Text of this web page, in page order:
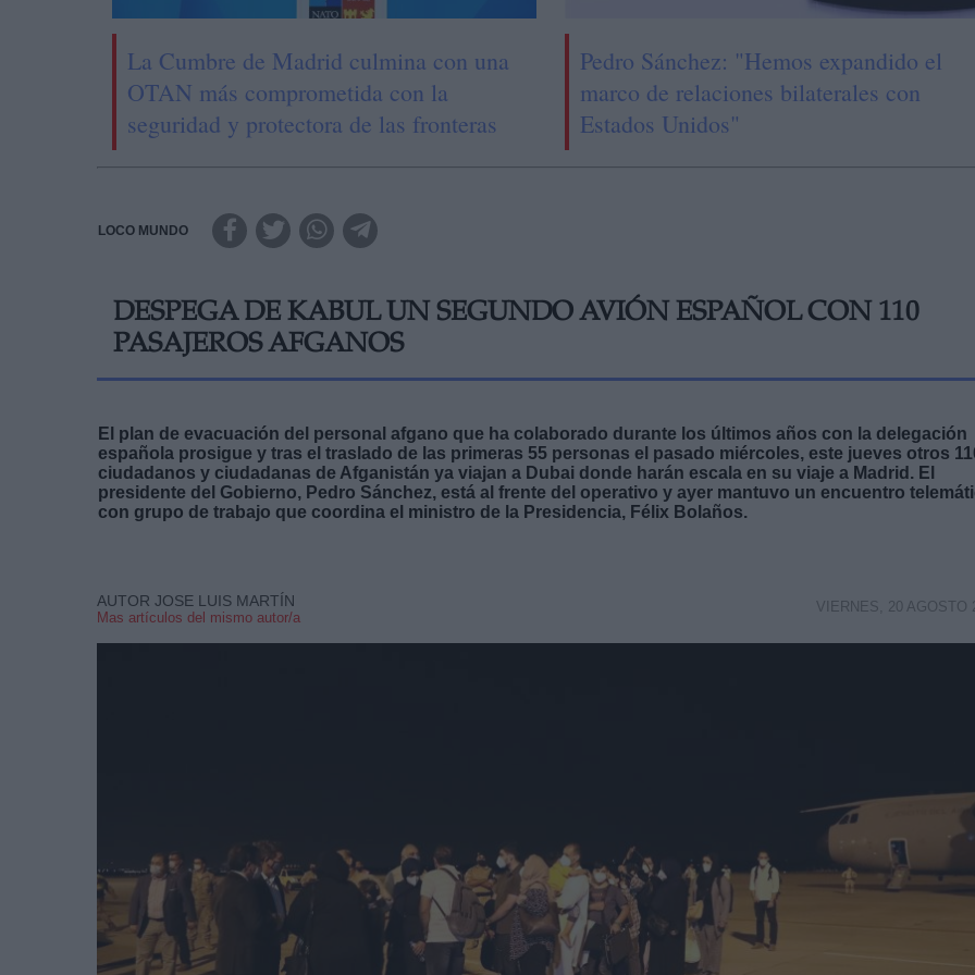
La Cumbre de Madrid culmina con una
OTAN más comprometida con la
seguridad y protectora de las fronteras
Pedro Sánchez: "Hemos expandido el
marco de relaciones bilaterales con
Estados Unidos"
LOCO MUNDO
DESPEGA DE KABUL UN SEGUNDO AVIÓN ESPAÑOL CON 110
PASAJEROS AFGANOS
El plan de evacuación del personal afgano que ha colaborado durante los últimos años con la delegación
española prosigue y tras el traslado de las primeras 55 personas el pasado miércoles, este jueves otros
ciudadanos y ciudadanas de Afganistán ya viajan a Dubai donde harán escala en su viaje a Madrid. El
presidente del Gobierno, Pedro Sánchez, está al frente del operativo y ayer mantuvo un encuentro
con grupo de trabajo que coordina el ministro de la Presidencia, Félix Bolaños.
AUTOR JOSE LUIS MARTÍN
Mas artículos del mismo autor/a
VIERNES, 20 AGOSTO